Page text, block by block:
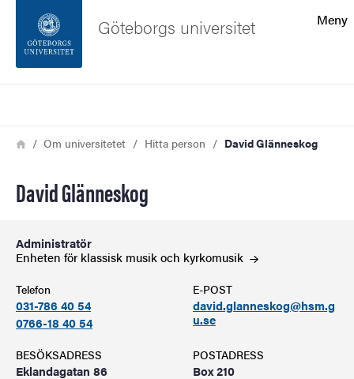
Sidfoten
Meny
Göteborgs universitet
Länkstig
HemOm universitetet Hitta person David Glänneskog
David Glänneskog
Administratör
Enheten för klassisk musik och kyrkomusik
Telefon
031-786 40 54
0766-18 40 54
E-POST
david.glanneskog@hsm.g
u.se
BESÖKSADRESS
Eklandagatan 86
POSTADRESS
Box 210